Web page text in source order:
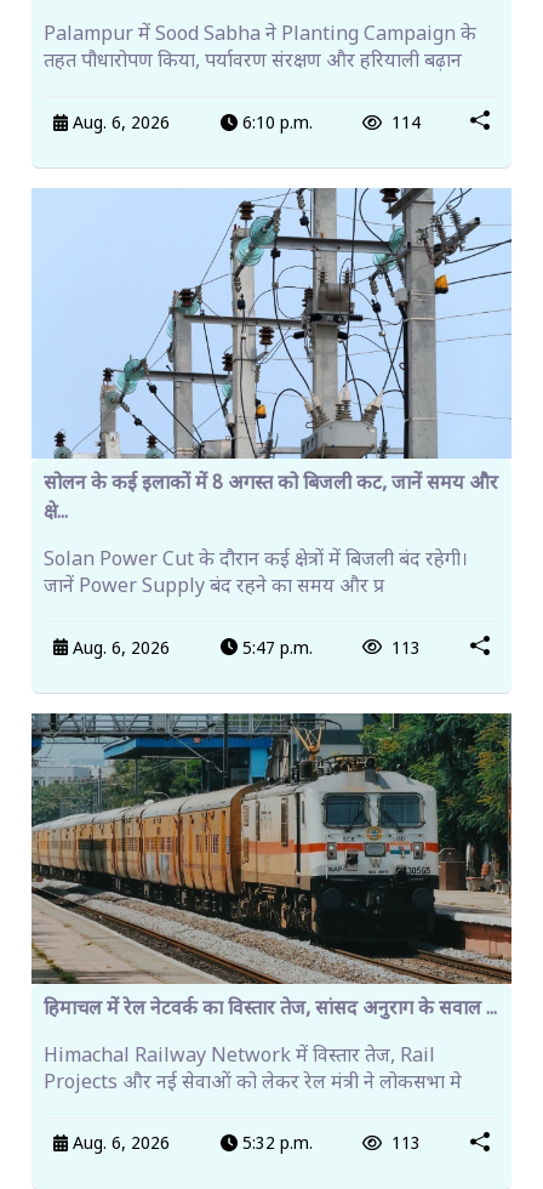
Palampur में Sood Sabha ने Planting Campaign के
तहत पौधारोपण किया, पर्यावरण संरक्षण और हरियाली बढ़ान
Aug. 6, 2026 6:10 p.m. 114
सोलन के कई इलाकों में 8 अगस्त को बिजली कट, जानें समय और
क्षे...
Solan Power Cut के दौरान कई क्षेत्रों में बिजली बंद रहेगी।
जानें Power Supply बंद रहने का समय और प्र
Aug. 6, 2026 5:47 p.m. 113
हिमाचल में रेल नेटवर्क का विस्तार तेज, सांसद अनुराग के सवाल ...
Himachal Railway Network में विस्तार तेज, Rail
Projects और नई सेवाओं को लेकर रेल मंत्री ने लोकसभा मे
Aug. 6, 2026 5:32 p.m. 113